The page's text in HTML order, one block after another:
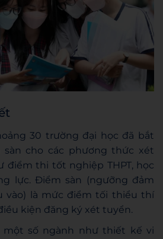
30 trường đại học đã bắt
cho các phương thức xét
điểm thi tốt nghiệp THPT, học
lực. Điểm sàn (ngưỡng đảm
vào) là mức điểm tối thiểu thí
kiện đăng ký xét tuyển.
một số ngành như thiết kế vi